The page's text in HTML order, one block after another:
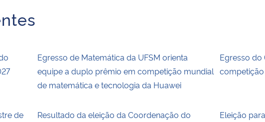
Egresso de Matemática da UFSM orienta
equipe a duplo prêmio em competição mundial
de matemática e tecnologia da Huawei
Egresso
de
Resultado da eleição da Coordenação do
Eleição